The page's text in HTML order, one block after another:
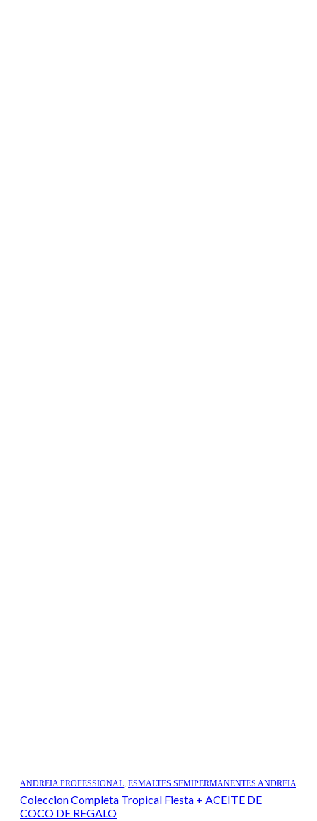
ANDREIA PROFESSIONAL, ESMALTES SEMIPERMANENTES ANDREIA
Coleccion Completa Tropical Fiesta + ACEITE DE
COCO DE REGALO